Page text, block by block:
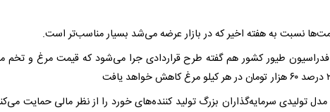
نسبت به هفته اخیر که در بازار عرضه می‌شد بسیار مناسب‌تر است.
طیور کشور هم گفته طرح قراردادی جرا می‌شود که قیمت مرغ و تخم
تولیدی سرمایه‌گذاران بزرگ تولید کننده‌های خورد را از نظر مالی حمایت